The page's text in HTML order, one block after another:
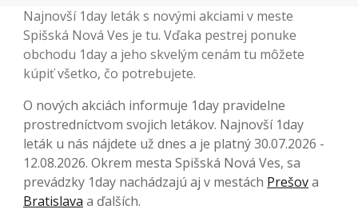
Najnovší 1day leták s novými akciami v meste
Spišská Nová Ves je tu. Vďaka pestrej ponuke
obchodu 1day a jeho skvelým cenám tu môžete
kúpiť všetko, čo potrebujete.
O nových akciách informuje 1day pravidelne
prostredníctvom svojich letákov. Najnovší 1day
leták u nás nájdete už dnes a je platný 30.07.2026 -
12.08.2026. Okrem mesta Spišská Nová Ves, sa
prevádzky 1day nachádzajú aj v mestách Prešova
Bratislava a ďalších.